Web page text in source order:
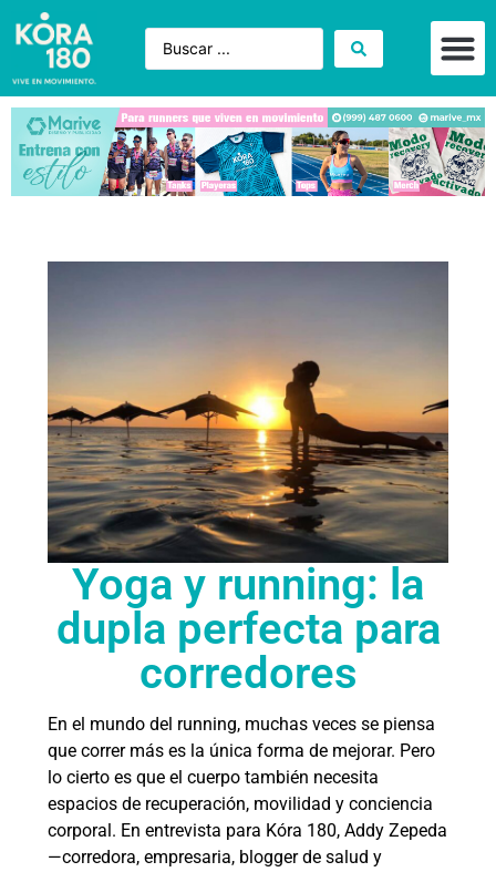
Yoga y running: la
dupla perfecta para
corredores
En el mundo del running, muchas veces se piensa
que correr más es la única forma de mejorar. Pero
lo cierto es que el cuerpo también necesita
espacios de recuperación, movilidad y conciencia
corporal. En entrevista para Kóra 180, Addy Zepeda
—corredora, empresaria, blogger de salud y